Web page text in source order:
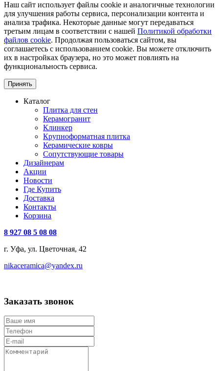
Наш сайт использует файлы cookie и аналогичные технологии
для улучшения работы сервиса, персонализации контента и
анализа трафика. Некоторые данные могут передаваться
третьим лицам в соответствии с нашей Политикой обработки
файлов cookie. Продолжая пользоваться сайтом, вы
соглашаетесь с использованием cookie. Вы можете отключить
их в настройках браузера, но это может повлиять на
функциональность сервиса.
Принять
Каталог
Плитка для стен
Керамогранит
Клинкер
Крупноформатная плитка
Керамические ковры
Сопутствующие товары
Дизайнерам
Акции
Новости
Где Купить
Доставка
Контакты
Корзина
8 927 08 5 08 08
г. Уфа, ул. Цветочная, 42
nikaceramica@yandex.ru
Заказать звонок